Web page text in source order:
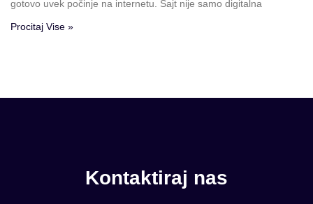
gotovo uvek počinje na internetu. Sajt nije samo digitalna
Procitaj Vise »
Kontaktiraj nas